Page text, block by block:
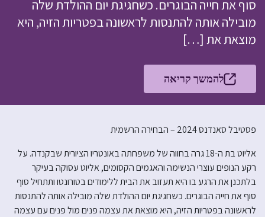
סוף את חייה הבוגרים. כשחגיגת יום ההולדת שלה
מובילה אותה להתנסות לראשונה בפטריות הזיה, היא
מוצאת את […]
להמשך קריאה
פסטיבל סאנדנס 2024 – הבחירה הרשמית
אליוט בת ה-18 גרה בחווה של משפחתה באונטריו הציורית שבקנדה. על
רקע הנופים עוצרי הנשימה והאגמים הקסומים, אליוט עסוקה בעיקר
בלתכנן את הרגע בו היא תעזוב את הבית ללימודים בטורונטו ותתחיל סוף
סוף את חייה הבוגרים. כשחגיגת יום ההולדת שלה מובילה אותה להתנסות
לראשונה בפטריות הזיה, היא מוצאת את עצמה פנים מול פנים עם עצמה